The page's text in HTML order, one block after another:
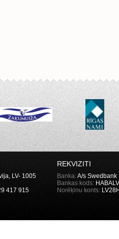
LV- 1005
417 915
REKVIZITI
Banka:A/s Swedbank
Bankas kods:
Norēķinu konts: